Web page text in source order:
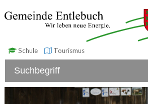
Schule Tourismus